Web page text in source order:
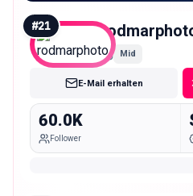
#21
Mid
E-Mail erhalten
60.0K
Follower